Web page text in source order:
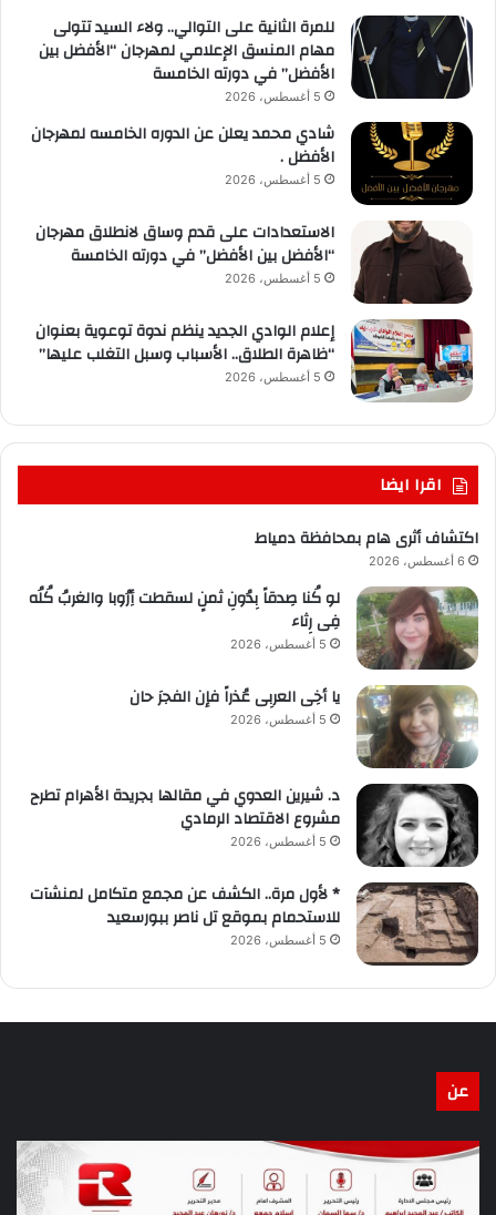
للمرة الثانية على التوالي.. ولاء السيد تتولى
مهام المنسق الإعلامي لمهرجان “الأفضل بين
الأفضل” في دورته الخامسة
5 أغسطس، 2026
شادي محمد يعلن عن الدوره الخامسه لمهرجان
الأفضل .
5 أغسطس، 2026
الاستعدادات على قدم وساق لانطلاق مهرجان
“الأفضل بين الأفضل” في دورته الخامسة
5 أغسطس، 2026
إعلام الوادي الجديد ينظم ندوة توعوية بعنوان
“ظاهرة الطلاق.. الأسباب وسبل التغلب عليها”
5 أغسطس، 2026
اقرا ايضا
اكتشاف أثرى هام بمحافظة دمياط
6 أغسطس، 2026
لو كُنا صِدقاً بِدُونِ ثمنٍ لسقطت أِرُوبا والغربُ كُلُه
فِى رِثاء
5 أغسطس، 2026
يا أخِى العربِى عُذراً فإن الفجرَ حان
5 أغسطس، 2026
د. شيرين العدوي في مقالها بجريدة الأهرام تطرح
مشروع الاقتصاد الرمادي
5 أغسطس، 2026
* لأول مرة.. الكشف عن مجمع متكامل لمنشآت
للاستحمام بموقع تل ناصر ببورسعيد
5 أغسطس، 2026
عن